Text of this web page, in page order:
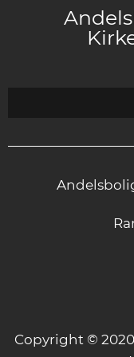
Copyright © 2020